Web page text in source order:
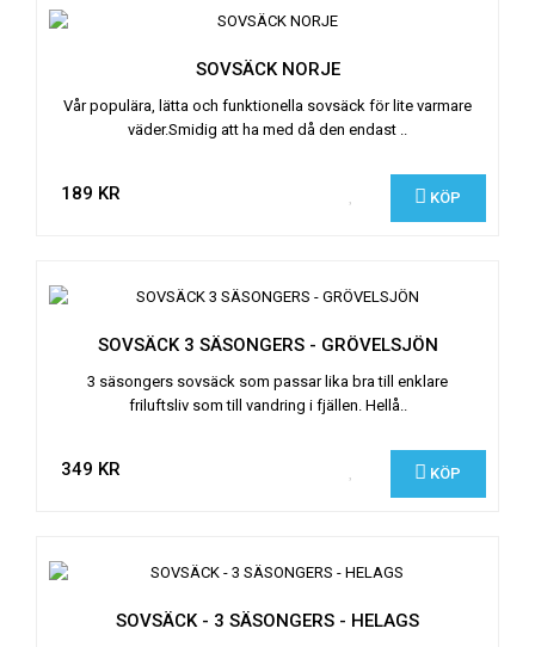
SOVSÄCK NORJE
Vår populära, lätta och funktionella sovsäck för lite varmare
väder.Smidig att ha med då den endast ..
189 KR KÖP
SOVSÄCK 3 SÄSONGERS - GRÖVELSJÖN
3 säsongers sovsäck som passar lika bra till enklare
friluftsliv som till vandring i fjällen. Hellå..
349 KR KÖP
SOVSÄCK - 3 SÄSONGERS - HELAGS